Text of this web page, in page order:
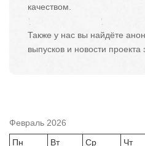
качеством.
Также у нас вы найдёте
выпусков и новости
Февраль 2026
Пн
Вт Ср Чт